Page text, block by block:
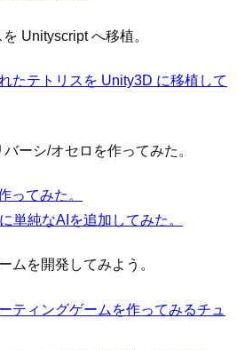
Unityscript へ移植。
たテトリスを Unity3D に移植して
ーシ/オセロを作ってみた。
ってみた。
単純なAIを追加してみた。
ムを開発してみよう。
ティングゲームを作ってみるチュ